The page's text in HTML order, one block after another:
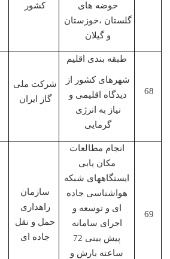
حوضه های
گلستان ،خوزستان
طبقه بندی اقلیم
شهرهای کشور از
دیدگاه اقلیمی و
نیاز به انرژی
شرکت ملی
گاز ایران
انجام مطالعات
مکان یابی
ایستگاههای شبکه
هواشناسی جاده
ای و توسعه و
اجرای سامانه
پیش بینی 72
ساعته بارش و
سازمان
راهداری
حمل و نقل
جاده ای